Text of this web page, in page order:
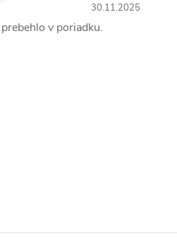
30.11.2025
v poriadku.